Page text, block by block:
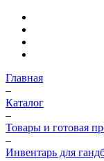
Главная
–
Каталог
–
Товары и готовая
–
Инвентарь для